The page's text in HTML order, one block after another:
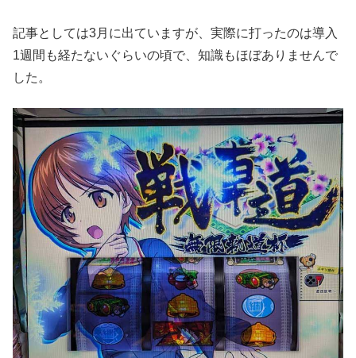
記事としては3月に出ていますが、実際に打ったのは導入
1週間も経たないぐらいの頃で、知識もほぼありませんで
した。